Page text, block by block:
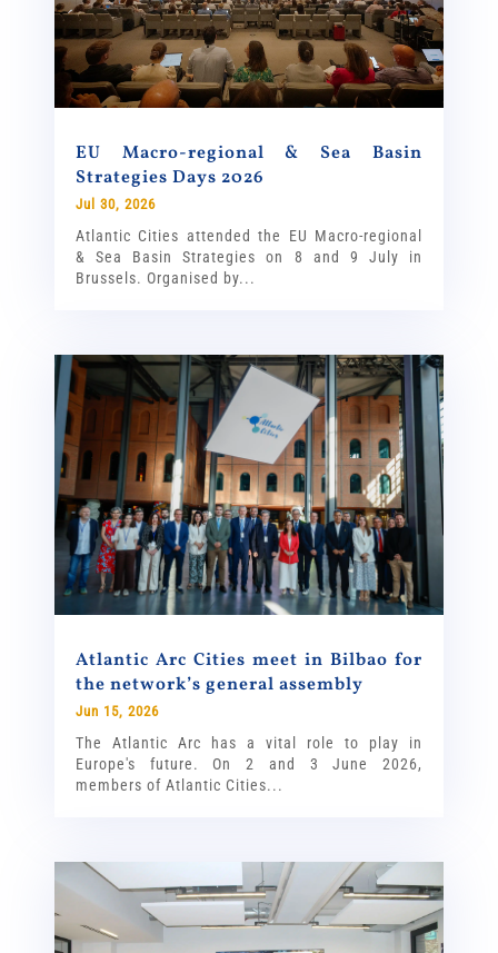
EU Macro-regional & Sea Basin
Strategies Days 2026
Jul 30, 2026
Atlantic Cities attended the EU Macro-regional
& Sea Basin Strategies on 8 and 9 July in
Brussels. Organised by...
Atlantic Arc Cities meet in Bilbao for
the network’s general assembly
Jun 15, 2026
The Atlantic Arc has a vital role to play in
Europe's future. On 2 and 3 June 2026,
members of Atlantic Cities...